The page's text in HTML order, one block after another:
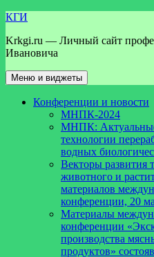
Перейти
содержимому
КГИ
Krkgi.ru — Личный сайт
Ивановича
Меню и виджеты
Конференции и новости
МНПК-2024
МНПК:
технологии
водных
Векторы развития
животного и
материалов
конференции, 20
Материалы
конференции
производства
продуктов»